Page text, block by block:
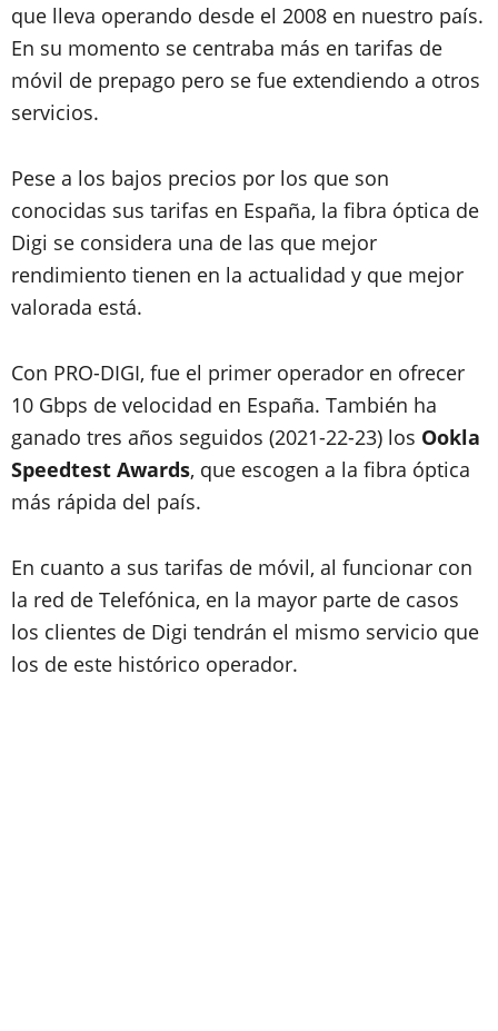
que lleva operando desde el 2008 en nuestro país.
En su momento se centraba más en tarifas de
móvil de prepago pero se fue extendiendo a otros
servicios.
Pese a los bajos precios por los que son
conocidas sus tarifas en España, la fibra óptica de
Digi se considera una de las que mejor
rendimiento tienen en la actualidad y que mejor
valorada está.
Con PRO-DIGI, fue el primer operador en ofrecer
10 Gbps de velocidad en España. También ha
ganado tres años seguidos (2021-22-23) los Ookla
Speedtest Awards, que escogen a la fibra óptica
más rápida del país.
En cuanto a sus tarifas de móvil, al funcionar con
la red de Telefónica, en la mayor parte de casos
los clientes de Digi tendrán el mismo servicio que
los de este histórico operador.